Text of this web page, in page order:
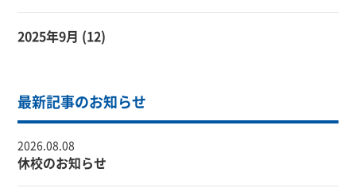
2025年9月 (12)
最新記事のお知らせ
休校のお知らせ
2026.08.08